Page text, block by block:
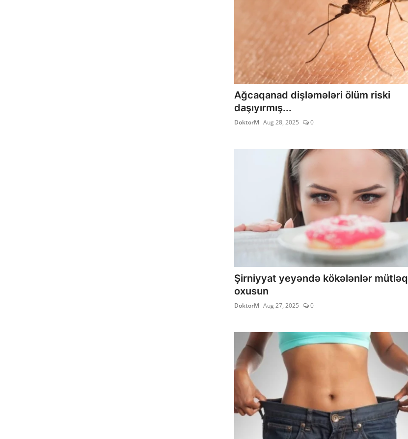
Ağcaqanad dişləmələri ölüm riski
daşıyırmış...
DoktorM Aug 28, 2025 0
Şirniyyat yeyəndə kökələnlər mütləq
oxusun
DoktorM Aug 27, 2025 0